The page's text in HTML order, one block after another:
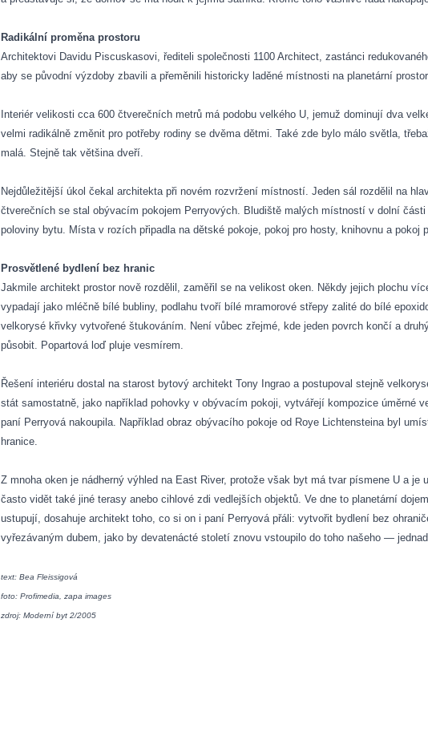
Radikální proměna prostoru
Architektovi Davidu Piscuskasovi, řediteli společnosti 1100 Architect, zastánci
aby se původní výzdoby zbavili a přeměnili historicky laděné místnosti na planetární
Interiér velikosti cca 600 čtverečních metrů má podobu velkého U, jemuž dominují dva
velmi radikálně změnit pro potřeby rodiny se dvěma dětmi. Také zde bylo málo světla,
malá. Stejně tak většina dveří.
Nejdůležitější úkol čekal architekta při novém rozvržení místností. Jeden sál rozdělil na
čtverečních se stal obývacím pokojem Perryových. Bludiště malých místností v dolní
poloviny bytu. Místa v rozích připadla na dětské pokoje, pokoj pro hosty, knihovnu a pokoj
Prosvětlené bydlení bez hranic
Jakmile architekt prostor nově rozdělil, zaměřil se na velikost oken. Někdy jejich plochu
vypadají jako mléčně bílé bubliny, podlahu tvoří bílé mramorové střepy zalité do bílé
velkorysé křivky vytvořené štukováním. Není vůbec zřejmé, kde jeden povrch končí a
působit. Popartová loď pluje vesmírem.
Řešení interiéru dostal na starost bytový architekt Tony Ingrao a postupoval stejně
stát samostatně, jako například pohovky v obývacím pokoji, vytvářejí kompozice úměrné
paní Perryová nakoupila. Například obraz obývacího pokoje od Roye Lichtensteina byl
hranice.
Z mnoha oken je nádherný výhled na East River, protože však byt má tvar písmene U a
často vidět také jiné terasy anebo cihlové zdi vedlejších objektů. Ve dne to planetární
ustupují, dosahuje architekt toho, co si on i paní Perryová přáli: vytvořit bydlení bez
vyřezávaným dubem, jako by devatenácté století znovu vstoupilo do toho našeho —
text: Bea Fleissigová
foto: Profimedia, zapa images
zdroj: Moderní byt 2/2005